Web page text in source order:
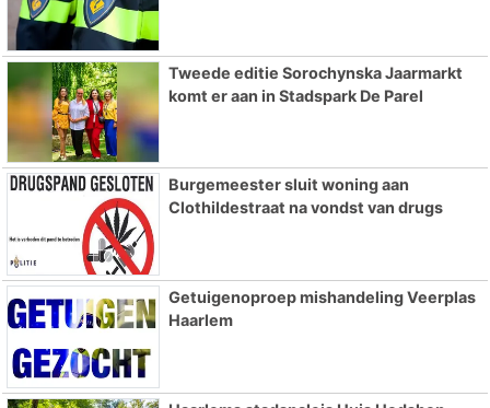
Tweede editie Sorochynska Jaarmarkt
komt er aan in Stadspark De Parel
Burgemeester sluit woning aan
Clothildestraat na vondst van drugs
Getuigenoproep mishandeling Veerplas
Haarlem